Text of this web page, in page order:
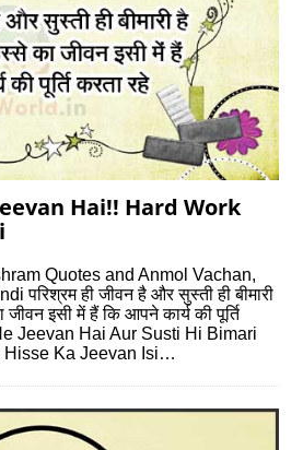
Hai!! Hard Work
Quotes and Anmol Vachan,
परिश्रम ही जीवन है और सुस्ती ही बीमारी
इसी में हैं कि आपने कार्य की पूर्ति
Jeevan Hai Aur Susti Hi Bimari
Hisse Ka Jeevan Isi…